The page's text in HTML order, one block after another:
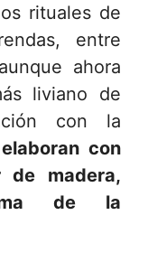
rituales de
entre
ahora
liviano de
con la
con
madera,
de la